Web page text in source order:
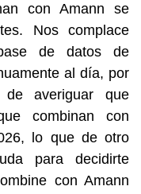
con Amann se
Nos complace
de datos de
al día, por
averiguar que
combinan con
lo que de otro
para decidirte
con Amann